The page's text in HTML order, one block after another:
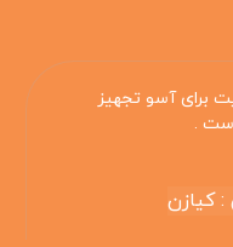
برای آسو تجهیز
.
: کیازن